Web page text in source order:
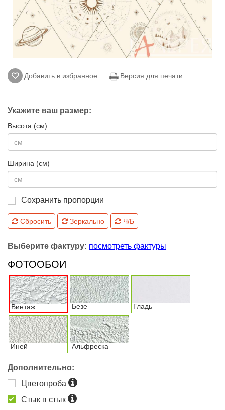
Добавить в избранное Версия для печати
Укажите ваш размер:
Высота (см)
Ширина (см)
Сохранить пропорции
Сбросить Зеркально Ч/Б
Выберите фактуру: посмотреть фактуры
ФОТООБОИ
Винтаж Безе Гладь
Иней Альфреска
Дополнительно:
Цветопроба
Стык в стык